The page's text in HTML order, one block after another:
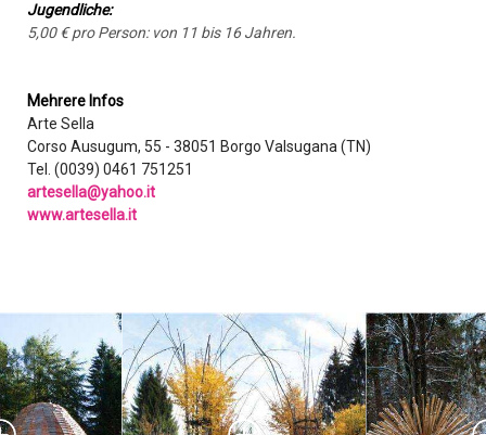
Jugendliche:
5,00 € pro Person: von 11 bis 16 Jahren.
Mehrere Infos
Arte Sella
Corso Ausugum, 55 - 38051 Borgo Valsugana (TN)
Tel. (0039) 0461 751251
artesella@yahoo.it
www.artesella.it